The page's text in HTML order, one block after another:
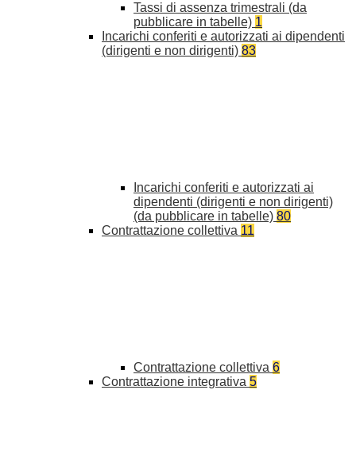
Tassi di assenza trimestrali (da
pubblicare in tabelle) 1
Incarichi conferiti e autorizzati ai dipendenti
(dirigenti e non dirigenti) 83
Incarichi conferiti e autorizzati ai
dipendenti (dirigenti e non dirigenti)
(da pubblicare in tabelle) 80
Contrattazione collettiva 11
Contrattazione collettiva 6
Contrattazione integrativa 5